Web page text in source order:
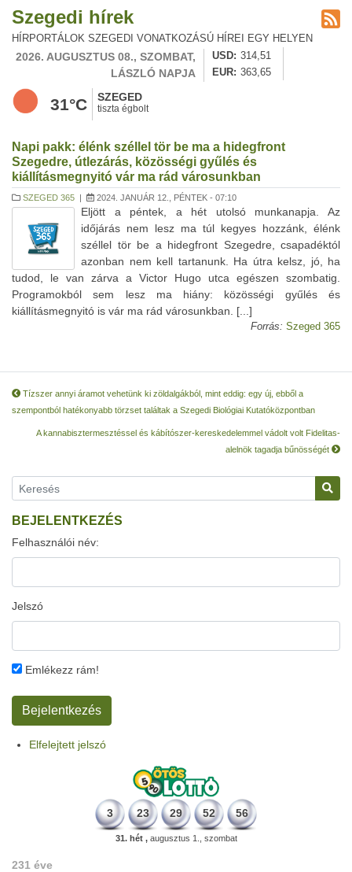
Szegedi hírek
HÍRPORTÁLOK SZEGEDI VONATKOZÁSÚ HÍREI EGY HELYEN
2026. AUGUSZTUS 08., SZOMBAT,
LÁSZLÓ NAPJA
USD
314,51
EUR
363,65
31°C SZEGED
tiszta égbolt
Napi pakk: élénk széllel tör be ma a hidegfront
Szegedre, útlezárás, közösségi gyűlés és
kiállításmegnyitó vár ma rád városunkban
SZEGED 365 | 2024. JANUÁR 12., PÉNTEK - 07:10
Eljött a péntek, a hét utolsó munkanapja. Az
időjárás nem lesz ma túl kegyes hozzánk, élénk
széllel tör be a hidegfront Szegedre, csapadéktól
azonban nem kell tartanunk. Ha útra kelsz, jó, ha
tudod, le van zárva a Victor Hugo utca egészen szombatig.
Programokból sem lesz ma hiány: közösségi gyűlés és
kiállításmegnyitó is vár ma rád városunkban. [...]
Forrás: Szeged 365
Tízszer annyi áramot vehetünk ki zöldalgákból, mint eddig: egy új, ebből a
szempontból hatékonyabb törzset találtak a Szegedi Biológiai Kutatóközpontban
A kannabisztermesztéssel és kábítószer-kereskedelemmel vádolt volt Fidelitas-
alelnök tagadja bűnösségét
BEJELENTKEZÉS
Felhasználói név:
Jelszó
Emlékezz rám!
Elfelejtett jelszó
3 23 29 52 56
31. hét ,augusztus 1., szombat
231 éve